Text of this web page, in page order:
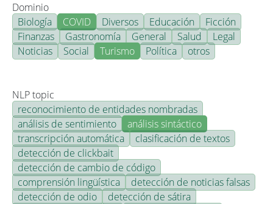
Dominio
Biología
COVID Diversos Educación
Ficción
Finanzas
Gastronomía General Salud
Legal
Noticias
Social Turismo Política otros
NLP topic
reconocimiento de entidades nombradas
análisis de sentimiento
análisis sintáctico
transcripción automática
clasificación de textos
detección de clickbait
detección de cambio de código
comprensión lingüística
detección de noticias falsas
detección de odio
detección de sátira